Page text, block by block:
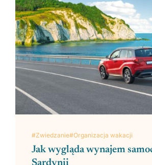
#Zwiedzanie#Organizacja wakacji
Jak wygląda wynajem
Sardynii